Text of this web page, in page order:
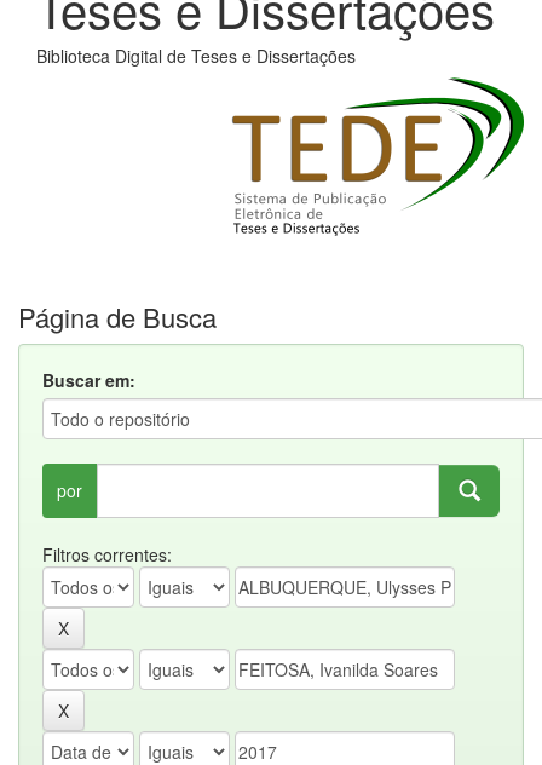
Biblioteca Digital de Teses e Dissertações
Página de Busca
Buscar em:
por
Filtros correntes: